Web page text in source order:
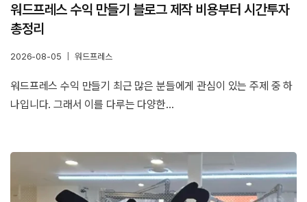
워드프레스 수익 만들기 블로그 제작 비용부터 시간투자
총정리
2026-08-05 워드프레스
워드프레스 수익 만들기 최근 많은 분들에게 관심이 있는 주제 중 하
나입니다. 그래서 이를 다루는 다양한…